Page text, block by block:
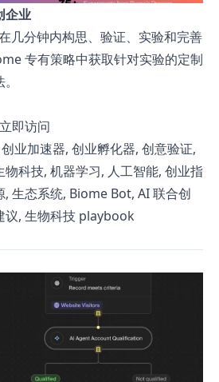
企业
几分钟内构思、验证、实验和完善
专有策略中获取针对实验的定制
立即访问
创业加速器, 创业孵化器, 创意验证,
科技, 机器学习, 人工智能, 创业指
, 生态系统, Biome Bot, AI 联合创
议, 生物科技 playbook